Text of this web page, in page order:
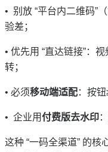
• 别放 “平台内二维码”
验差；
• 优先用 “直达链接”：
转；
• 必须移动端适配：按
• 企业用付费版去水印
这种 “一码全渠道” 的核